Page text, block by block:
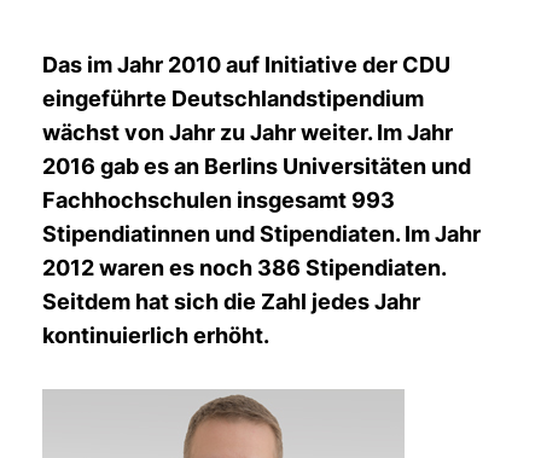
Das im Jahr 2010 auf Initiative der CDU
eingeführte Deutschlandstipendium
wächst von Jahr zu Jahr weiter. Im Jahr
2016 gab es an Berlins Universitäten und
Fachhochschulen insgesamt 993
Stipendiatinnen und Stipendiaten. Im Jahr
2012 waren es noch 386 Stipendiaten.
Seitdem hat sich die Zahl jedes Jahr
kontinuierlich erhöht.